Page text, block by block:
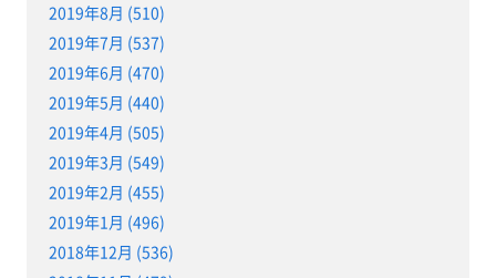
2019年8月 (510)
2019年7月 (537)
2019年6月 (470)
2019年5月 (440)
2019年4月 (505)
2019年3月 (549)
2019年2月 (455)
2019年1月 (496)
2018年12月 (536)